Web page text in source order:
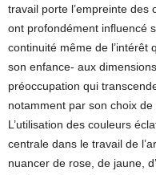
travail porte l’empreinte
ont profondément influencé
continuité même de l’intérêt
son enfance- aux
préoccupation qui
notamment par son choix
L’utilisation des couleurs
centrale dans le travail de
nuancer de rose, de jaune,